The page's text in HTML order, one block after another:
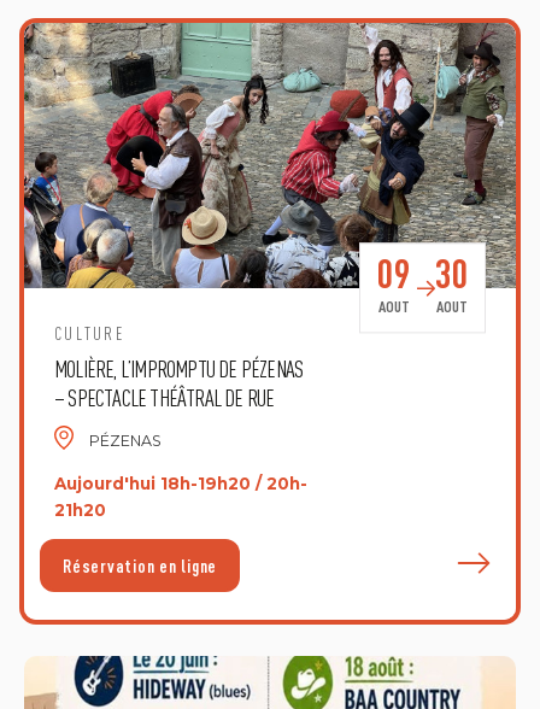
CULTURE
MOLIÈRE, L’IMPROMPTU DE PÉZENAS
– SPECTACLE THÉÂTRAL DE RUE
PÉZENAS
Aujourd'hui 18h-19h20 / 20h-
21h20
09
AOUT
30
AOUT
Réservation en ligne